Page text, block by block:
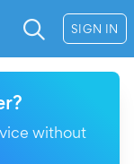
SIGN IN
without